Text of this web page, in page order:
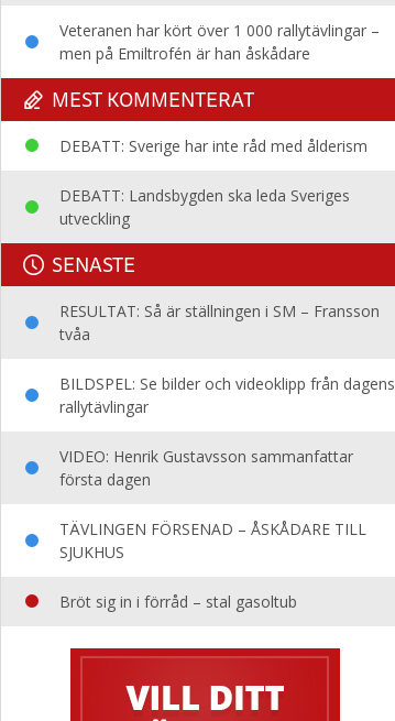
Veteranen har kört över 1 000 rallytävlingar –
men på Emiltrofén är han åskådare
MEST KOMMENTERAT
DEBATT: Sverige har inte råd med ålderism
DEBATT: Landsbygden ska leda Sveriges
utveckling
SENASTE
RESULTAT: Så är ställningen i SM – Fransson
tvåa
BILDSPEL: Se bilder och videoklipp från dagens
rallytävlingar
VIDEO: Henrik Gustavsson sammanfattar
första dagen
TÄVLINGEN FÖRSENAD – ÅSKÅDARE TILL
SJUKHUS
Bröt sig in i förråd – stal gasoltub